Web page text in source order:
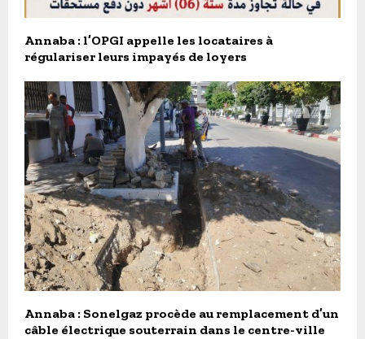
Annaba : l’OPGI appelle les locataires à
régulariser leurs impayés de loyers
Annaba : Sonelgaz procède au remplacement d’un
câble électrique souterrain dans le centre-ville